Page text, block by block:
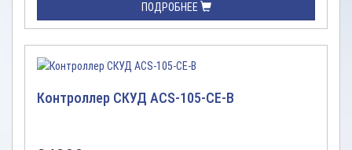
ПОДРОБНЕЕ
Контроллер СКУД ACS-105-CE-B